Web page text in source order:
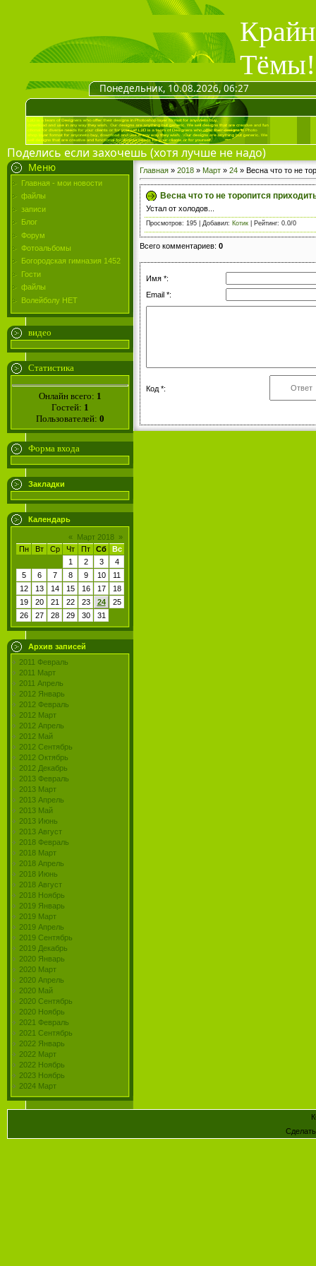
Понедельник, 10.08.2026, 06:27
Поделись если захочешь (хотя лучше не надо)
Меню
Главная - мои новости
файлы
записи
Блог
Форум
Фотоальбомы
Богородская гимназия 1452
Гости
файлы
Волейболу НЕТ
видео
Статистика
Онлайн всего: 1
Гостей: 1
Пользователей: 0
Форма входа
Закладки
Календарь
« Март 2018 »
Пн
Вт Ср Чт Пт Сб
Вс
1
2 3
4
5
6 7 8 9 10
11
12
13 14 15 16 17
18
19
20 21 22 23 24
25
26
27 28 29 30 31
Архив записей
2011 Февраль
2011 Март
2011 Апрель
2012 Январь
2012 Февраль
2012 Март
2012 Апрель
2012 Май
2012 Сентябрь
2012 Октябрь
2012 Декабрь
2013 Февраль
2013 Март
2013 Апрель
2013 Май
2013 Июнь
2013 Август
2018 Февраль
2018 Март
2018 Апрель
2018 Июнь
2018 Август
2018 Ноябрь
2019 Январь
2019 Март
2019 Апрель
2019 Сентябрь
2019 Декабрь
2020 Январь
2020 Март
2020 Апрель
2020 Май
2020 Сентябрь
2020 Ноябрь
2021 Февраль
2021 Сентябрь
2022 Январь
2022 Март
2022 Ноябрь
2023 Ноябрь
2024 Март
Главная » 2018 » Март » 24 » Весна что то не
Весна что то не торопится
Устал от холодов...
Просмотров: 195 | Добавил: Котик Рейтинг: 0.0/0
Всего комментариев: 0
Имя *:
Email *:
Код *: